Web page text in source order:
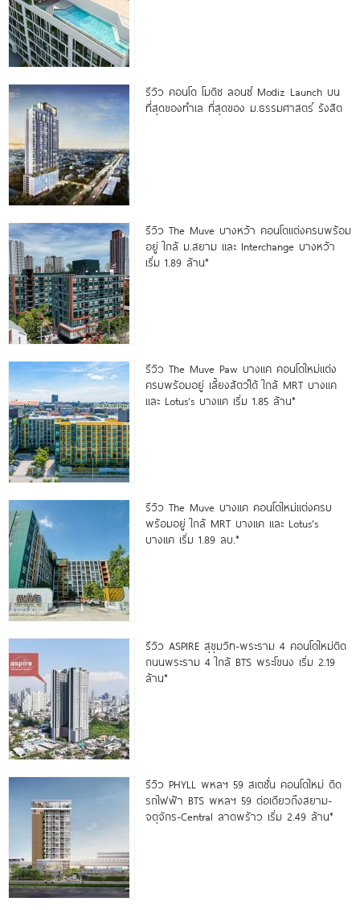
รีวิว คอนโด โมดิซ ลอนซ์ Modiz Launch บน
ที่สุดของทำเล ที่สุดของ ม.ธรรมศาสตร์ รังสิต
รีวิว The Muve บางหว้า คอนโดแต่งครบพร้อม
อยู่ ใกล้ ม.สยาม และ Interchange บางหว้า
เริ่ม 1.89 ล้าน*
รีวิว The Muve Paw บางแค คอนโดใหม่แต่ง
ครบพร้อมอยู่ เลี้ยงสัตว์ได้ ใกล้ MRT บางแค
และ Lotus’s บางแค เริ่ม 1.85 ล้าน*
รีวิว The Muve บางแค คอนโดใหม่แต่งครบ
พร้อมอยู่ ใกล้ MRT บางแค และ Lotus’s
บางแค เริ่ม 1.89 ลบ.*
รีวิว ASPIRE สุขุมวิท-พระราม 4 คอนโดใหม่ติด
ถนนพระราม 4 ใกล้ BTS พระโขนง เริ่ม 2.19
ล้าน*
รีวิว PHYLL พหลฯ 59 สเตชั่น คอนโดใหม่ ติด
รถไฟฟ้า BTS พหลฯ 59 ต่อเดียวถึงสยาม-
จตุจักร-Central ลาดพร้าว เริ่ม 2.49 ล้าน*